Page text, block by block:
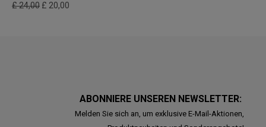
£ 24,00 £ 20,00
ABONNIERE UNSEREN NEWSLETTER:
Melden Sie sich an, um exklusive E-Mail-Aktionen,